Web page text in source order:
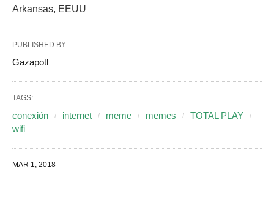
Arkansas, EEUU
PUBLISHED BY
Gazapotl
TAGS:
conexión internet meme memes
TOTAL PLAY
wifi
MAR 1, 2018